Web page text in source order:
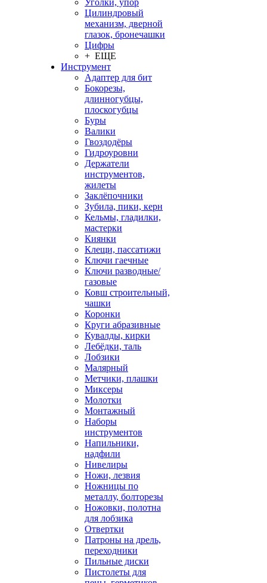
Уголки, упор
Цилиндровый
механизм, дверной
глазок, бронечашки
Цифры
+ ЕЩЕ
Инструмент
Адаптер для бит
Бокорезы,
длинногубцы,
плоскогубцы
Буры
Валики
Гвоздодёры
Гидроуровни
Держатели
инструментов,
жилеты
Заклёпочники
Зубила, пики, керн
Кельмы, гладилки,
мастерки
Киянки
Клещи, пассатижи
Ключи гаечные
Ключи разводные/
газовые
Ковш строительный,
чашки
Коронки
Круги абразивные
Кувалды, кирки
Лебёдки, таль
Лобзики
Малярный
Метчики, плашки
Миксеры
Молотки
Монтажный
Наборы
инструментов
Напильники,
надфили
Нивелиры
Ножи, лезвия
Ножницы по
металлу, болторезы
Ножовки, полотна
для лобзика
Отвертки
Патроны на дрель,
переходники
Пильные диски
Пистолеты для